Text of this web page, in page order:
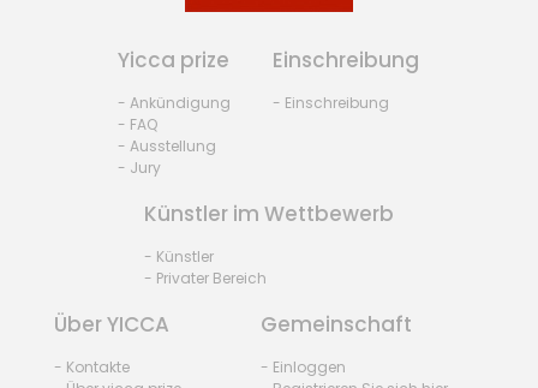
Yicca prize
- Ankündigung
- FAQ
- Ausstellung
- Jury
Einschreibung
- Einschreibung
Künstler im Wettbewerb
- Künstler
- Privater Bereich
Über YICCA
- Kontakte
Gemeinschaft
- Einloggen